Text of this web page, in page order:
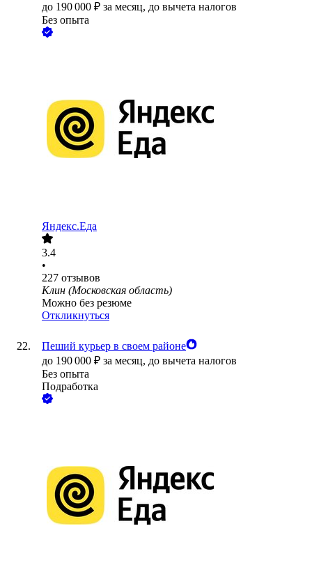
до 190 000 ₽ за месяц, до вычета налогов
Без опыта
Яндекс.Еда
3.4
•
227 отзывов
Клин (Московская область)
Можно без резюме
Откликнуться
Пеший курьер в своем районе
до 190 000 ₽ за месяц, до вычета налогов
Без опыта
Подработка